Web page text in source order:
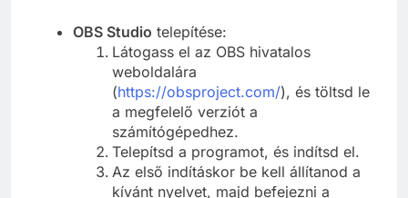
OBS Studio telepítése:
Látogass el az OBS hivatalos
weboldalára
(https://obsproject.com/), és töltsd le
a megfelelő verziót a
számítógépedhez.
Telepítsd a programot, és indítsd el.
Az első indításkor be kell állítanod a
kívánt nyelvet, majd befejezni a